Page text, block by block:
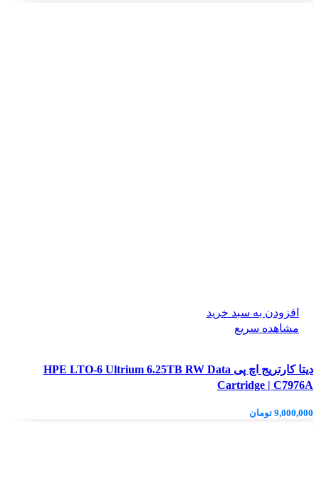
افزودن به سبد خرید
مشاهده سریع
دیتا کارتریج اچ پی HPE LTO‑6 Ultrium 6.25TB RW Data
Cartridge | C7976A
9,000,000 تومان